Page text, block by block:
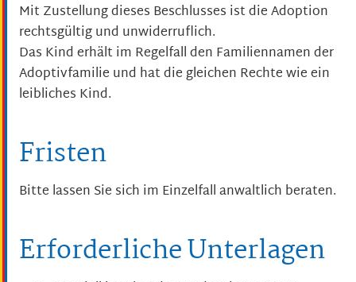
Mit Zustellung dieses Beschlusses ist die Adoption
rechtsgültig und unwiderruflich.
Das Kind erhält im Regelfall den Familiennamen der
Adoptivfamilie und hat die gleichen Rechte wie ein
leibliches Kind.
Fristen
Bitte lassen Sie sich im Einzelfall anwaltlich beraten.
Erforderliche Unterlagen